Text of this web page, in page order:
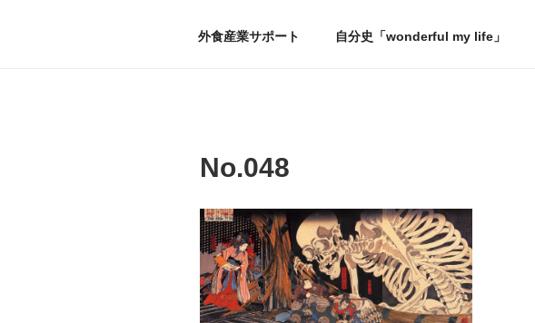
外食産業サポート 自分史「wonderful my life」
No.048